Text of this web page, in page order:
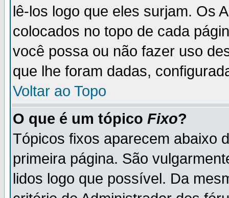
lê-los logo que eles surjam. Os
colocados no topo de cada
você possa ou não fazer uso
que lhe foram dadas,
Voltar ao Topo
O que é um tópico Fixo?
Tópicos fixos aparecem abaixo
primeira página. São
lidos logo que possível. Da